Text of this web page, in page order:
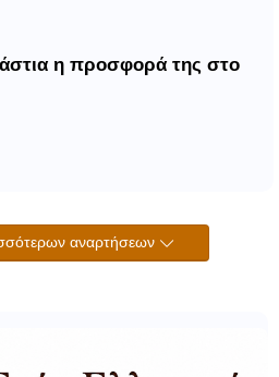
η προσφορά της στο
αναρτήσεων